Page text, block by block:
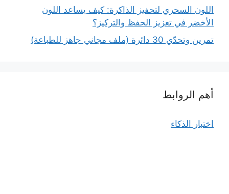
اللون السحري لتحفيز الذاكرة: كيف يساعد اللون
الأخضر في تعزيز الحفظ والتركيز؟
تمرين وتحدّي 30 دائرة (ملف مجاني جاهز للطباعة)
أهم الروابط
اختبار الذكاء